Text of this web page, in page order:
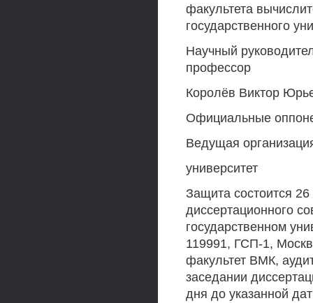
факультета
государственного
Научный
профессор
Королёв Виктор
Официальные
Ведущая
университет
Защита состоится
диссертационного
государственном
119991, ГСП-1,
факультет ВМК,
заседании
дня до указанной